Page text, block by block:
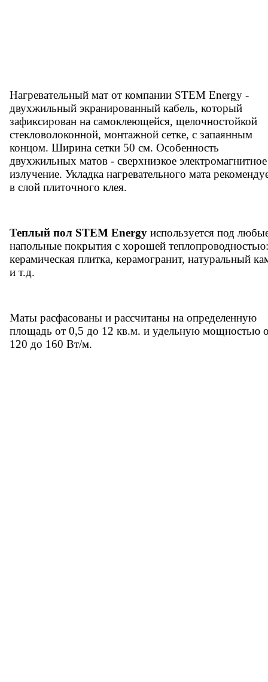
Нагревательный мат от компании STEM Energy -
двухжильный экранированный кабель, который
зафиксирован на самоклеющейся, щелочностойкой
стекловолоконной, монтажной сетке, с запаянным
концом. Ширина сетки 50 см. Особенность
двухжильных матов - сверхнизкое электромагнитное
излучение. Укладка нагревательного мата
в слой плиточного клея.
Теплый пол STEM Energy используется под
напольные покрытия с хорошей теплопроводностью:
керамическая плитка, керамогранит, натуральный
и т.д.
Маты расфасованы и рассчитаны на определенную
площадь от 0,5 до 12 кв.м. и удельную мощностью
120 до 160 Вт/м.